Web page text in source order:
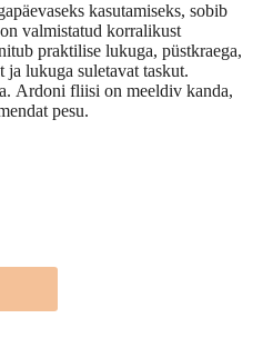
kasutamiseks, sobib
valmistatud korralikust
praktilise lukuga, püstkraega,
lukuga suletavat taskut.
Ardonifliisi on meeldiv kanda,
pesu.